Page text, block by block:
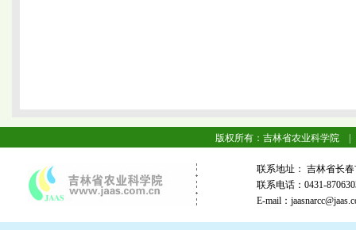
版权所有：吉林省农业科学院 |
联系地址： 吉林省
联系电话：0431-
E-mail：